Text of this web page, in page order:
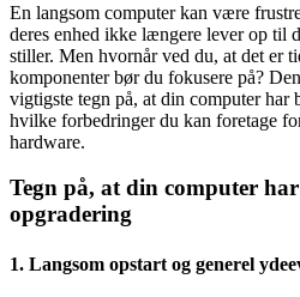
En langsom computer kan være
deres enhed ikke længere lever op til
stiller. Men hvornår ved du, at det er
komponenter bør du fokusere på?
vigtigste tegn på, at din computer har
hvilke forbedringer du kan foretage
hardware.
Tegn på, at din computer
opgradering
1. Langsom opstart og generel